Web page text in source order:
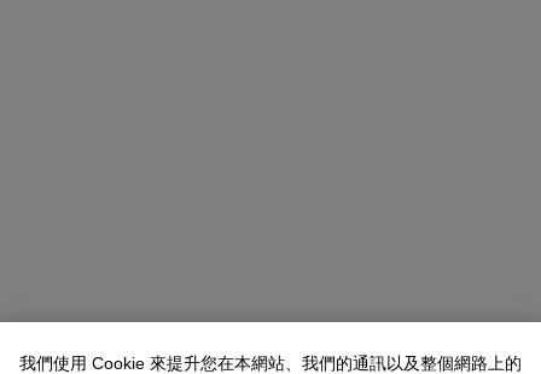
我們使用 Cookie 來提升您在本網站、我們的通訊以及整個網路上的